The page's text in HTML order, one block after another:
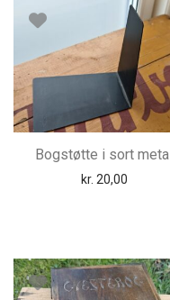
Bogstøtte i sort metal
kr. 20,00